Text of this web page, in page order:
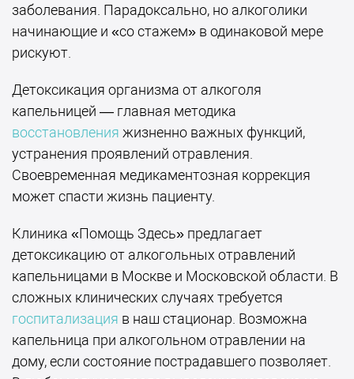
заболевания. Парадоксально, но алкоголики
начинающие и «со стажем» в одинаковой мере
рискуют.
Детоксикация организма от алкоголя
капельницей — главная методика
восстановления жизненно важных функций,
устранения проявлений отравления.
Своевременная медикаментозная коррекция
может спасти жизнь пациенту.
Клиника «Помощь Здесь» предлагает
детоксикацию от алкогольных отравлений
капельницами в Москве и Московской области. В
сложных клинических случаях требуется
госпитализация в наш стационар. Возможна
капельница при алкогольном отравлении на
дому, если состояние пострадавшего позволяет.